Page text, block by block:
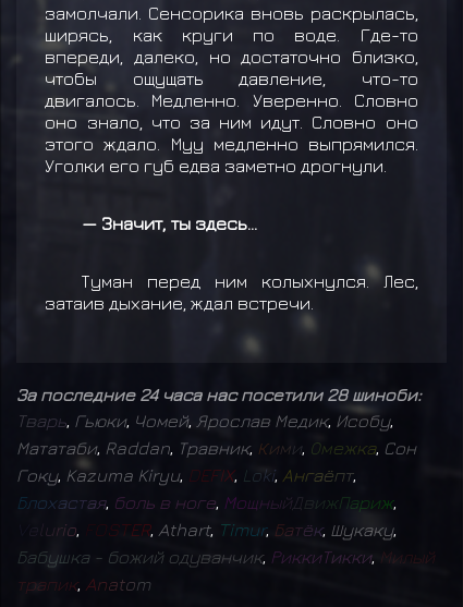
замолчали. Сенсорика вновь раскрылась,
ширясь, как круги по воде. Где-то
впереди, далеко, но достаточно близко,
чтобы ощущать давление, что-то
двигалось. Медленно. Уверенно. Словно
оно знало, что за ним идут. Словно оно
этого ждало. Муу медленно выпрямился.
Уголки его губ едва заметно дрогнули.
— Значит, ты здесь…
Туман перед ним колыхнулся. Лес,
затаив дыхание, ждал встречи.
За последние 24 часа нас посетили 28 шиноби:
Тварь Гьюки, Чомей, Ярослав Медик, Исобу,
Мататаби, Raddan Травник, Кими Омежка, Сон
Гоку, Kazuma Kiryu, DEFIX, L oki, Ангаёпт,
Блохастая, боль в ноге Мощный Д ижПариж,
urio O STER, Athart, Timur, Батёк, Шукаку,
Бабушка - божий одуванчик, РиккиТикки, Милый
трапик, Anatom